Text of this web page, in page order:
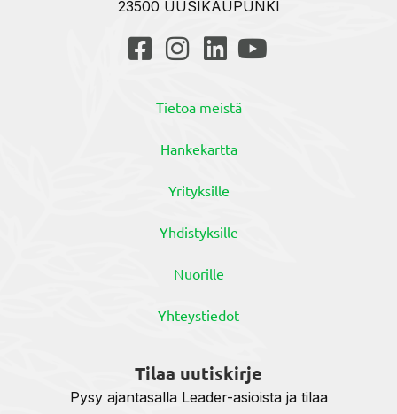
23500 UUSIKAUPUNKI
Tietoa meistä
Hankekartta
Yrityksille
Yhdistyksille
Nuorille
Yhteystiedot
Tilaa uutiskirje
Pysy ajantasalla Leader-asioista ja tilaa